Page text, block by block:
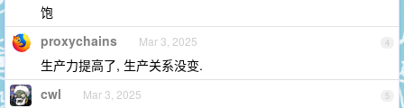
饱
4
proxychains Mar 3, 2025
生产力提高了, 生产关系没变.
5
cwl Mar 3, 2025